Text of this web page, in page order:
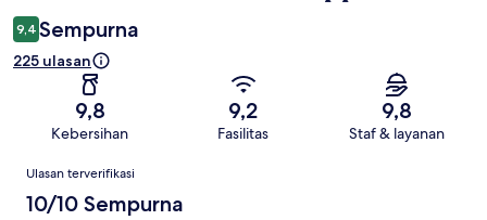
9,4 Sempurna
225 ulasan
9,8
Kebersihan
9,2
Fasilitas
9,8
Staf & layanan
Ulasan
Ulasan terverifikasi
10/10 Sempurna